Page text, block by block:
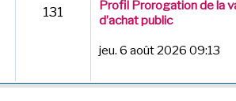
131
Profil Prorogation de la
d’achat public
jeu. 6 août 2026 09:13